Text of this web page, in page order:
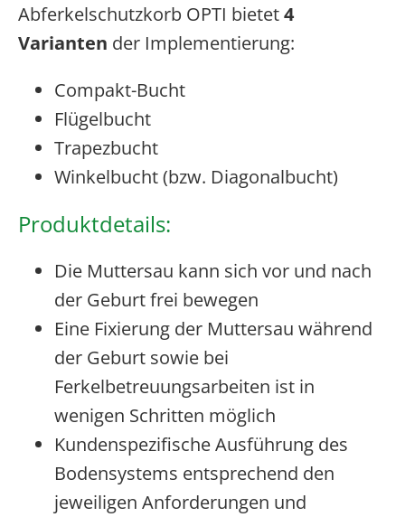
Abferkelschutzkorb OPTI bietet4
Varianten der Implementierung:
Compakt-Bucht
Flügelbucht
Trapezbucht
Winkelbucht (bzw. Diagonalbucht)
Produktdetails:
Die Muttersau kann sich vor und nach
der Geburt frei bewegen
Eine Fixierung der Muttersau während
der Geburt sowie bei
Ferkelbetreuungsarbeiten ist in
wenigen Schritten möglich
Kundenspezifische Ausführung des
Bodensystems entsprechend den
jeweiligen Anforderungen und